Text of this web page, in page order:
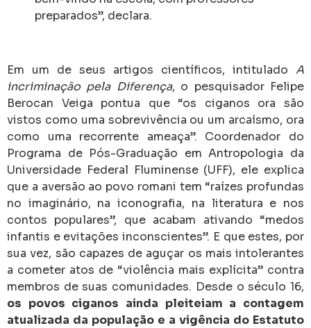
preparados”, declara.
Em um de seus artigos científicos, intitulado A
incriminação pela Diferença, o pesquisador Felipe
Berocan Veiga pontua que “os ciganos ora são
vistos como uma sobrevivência ou um arcaísmo, ora
como uma recorrente ameaça”. Coordenador do
Programa de Pós-Graduação em Antropologia da
Universidade Federal Fluminense (UFF), ele explica
que a aversão ao povo romani tem “raízes profundas
no imaginário, na iconografia, na literatura e nos
contos populares”, que acabam ativando “medos
infantis e evitações inconscientes”. E que estes, por
sua vez, são capazes de aguçar os mais intolerantes
a cometer atos de “violência mais explícita” contra
membros de suas comunidades. Desde o século 16,
os povos ciganos ainda pleiteiam a contagem
atualizada da população e a vigência do Estatuto